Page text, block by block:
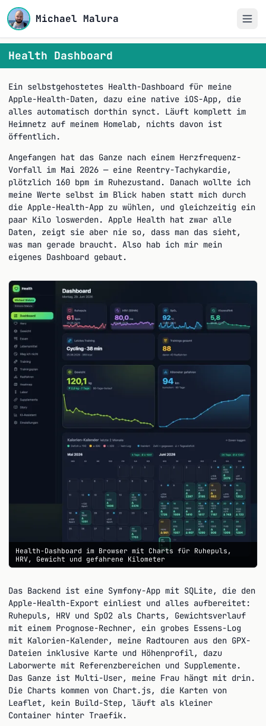
Michael Malura
Health Dashboard
Ein selbstgehostetes Health-Dashboard für meine
Apple-Health-Daten, dazu eine native iOS-App, die
alles automatisch dorthin synct. Läuft komplett im
Heimnetz auf meinem Homelab, nichts davon ist
öffentlich.
Angefangen hat das Ganze nach einem Herzfrequenz-
Vorfall im Mai 2026 — eine Reentry-Tachykardie,
plötzlich 160 bpm im Ruhezustand. Danach wollte ich
meine Werte selbst im Blick haben statt mich durch
die Apple-Health-App zu wühlen, und gleichzeitig ein
paar Kilo loswerden. Apple Health hat zwar alle
Daten, zeigt sie aber nie so, dass man das sieht,
was man gerade braucht. Also hab ich mir mein
eigenes Dashboard gebaut.
Health-Dashboard im Browser mit Charts für Ruhepuls,
HRV, Gewicht und gefahrene Kilometer
Das Backend ist eine Symfony-App mit SQLite, die den
Apple-Health-Export einliest und alles aufbereitet:
Ruhepuls, HRV und SpO2 als Charts, Gewichtsverlauf
mit einem Prognose-Rechner, ein grobes Essens-Log
mit Kalorien-Kalender, meine Radtouren aus den GPX-
Dateien inklusive Karte und Höhenprofil, dazu
Laborwerte mit Referenzbereichen und Supplemente.
Das Ganze ist Multi-User, meine Frau hängt mit drin.
Die Charts kommen von Chart.js, die Karten von
Leaflet, kein Build-Step, läuft als kleiner
Container hinter Traefik.